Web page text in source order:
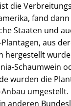
die
fand
Staaten und
aus
hergestellt
Schaumwein
wurden die
umgestellt.
anderen